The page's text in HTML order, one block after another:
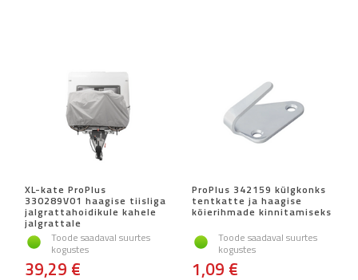
XL-kate ProPlus
330289V01 haagise tiisliga
jalgrattahoidikule kahele
jalgrattale
Toode saadaval suurtes
kogustes
39,29 €
ProPlus 342159 külgkonks
tentkatte ja haagise
köierihmade kinnitamiseks
Toode saadaval suurtes
kogustes
1,09 €